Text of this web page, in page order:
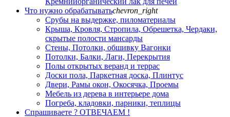
Что нужно обрабатыватьchevron_right
Срубы на выдержке, пиломатериалы
Крыша, Кровля, Стропила, Обрешетка, Чердаки,
скрытые полости мансарды
Стены, Потолки, обшивку Вагонки
Потолки, Балки, Лаги, Перекрытия
Полы открытых веранд и террас
Доски пола, Паркетная доска, Плинтус
Двери, Рамы окон, Окосячка, Проемы
Мебель из дерева в интерьере дома
Погреба, кладовки, парники, теплицы
Спрашиваете ? ОТВЕЧАЕМ !